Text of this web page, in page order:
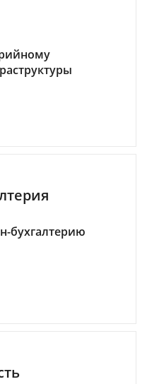
бухгалтерию